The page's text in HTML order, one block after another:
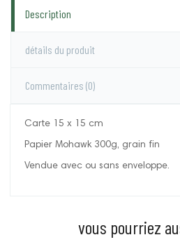
Description
détails du produit
Commentaires (0)
Carte 15 x 15 cm
Papier Mohawk 300g, grain fin
Vendue avec ou sans enveloppe.
vous pourriez